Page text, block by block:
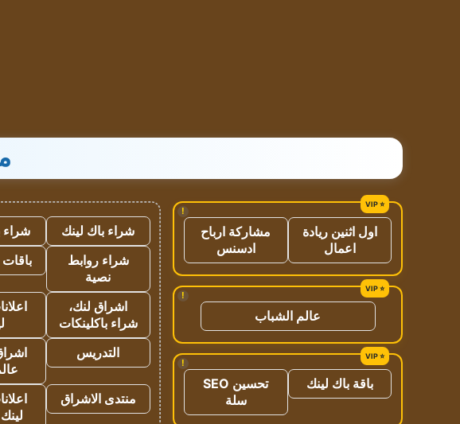
!
اول اثنين ريادة
اعمال
مشاركة ارباح
ادسنس
!
عالم الشباب
!
باقة باك لينك
تحسين SEO
سلة
شراء باك لينك
شراء
شراء روابط
نصية
اشراق لنك،
شراء باكلينكات
التدريس
منتدى الاشراق
لينك 2026